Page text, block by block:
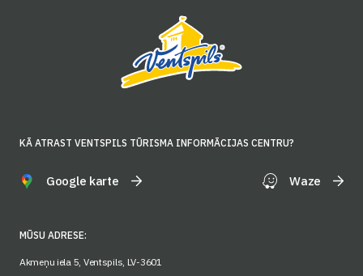
KĀ ATRAST VENTSPILS TŪRISMA INFORMĀCIJAS CENTRU?
Google karte Waze
MŪSU ADRESE:
Akmeņu iela 5, Ventspils, LV-3601